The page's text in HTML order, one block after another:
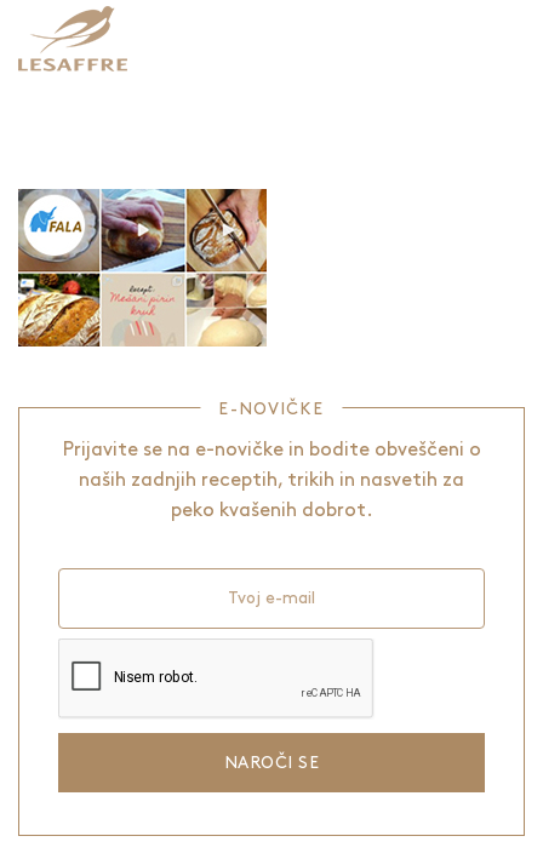
E-NOVIČKE
Prijavite se na e-novičke in bodite obveščeni o
naših zadnjih receptih, trikih in nasvetih za
peko kvašenih dobrot.
Tvoj e-mail
NAROČI SE